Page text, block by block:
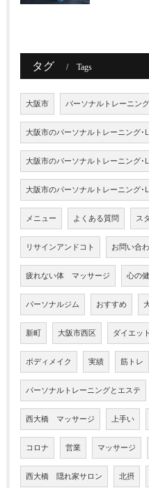
タグ Tags
大阪市 パーソナルトレーニング
大阪市のパーソナルトレーニング･
大阪市のパーソナルトレーニング･
大阪市のパーソナルトレーニング･
メニュー よくある質問 ス
リサインアンドコト お問い合
疲れない体 マッサージ 心の
パーソナルジム おすすめ
新町 大阪市西区 ダイエット
ボディメイク 実績 筋トレ
パーソナルトレーニングとエステ
西大橋 マッサージ 上手い
コロナ 営業 マッサージ
西大橋 隠れ家サロン 北摂